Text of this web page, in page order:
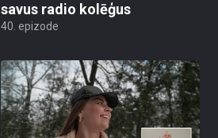
savus radio kolēģus
40. epizode